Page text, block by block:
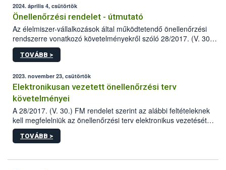
2024. április 4, csütörtök
Önellenőrzési rendelet - útmutató
Az élelmiszer-vállalkozások által működtetendő önellenőrzési
rendszerre vonatkozó követelményekről szóló 28/2017. (V. 30.)
FM rendelet (a továbbiakban: rendelet) 2023 novemberi
módosítása komoly változást jelent a közép- és
TOVÁBB >
2023. november 23, csütörtök
Elektronikusan vezetett önellenőrzési terv
követelményei
A 28/2017. (V. 30.) FM rendelet szerint az alábbi feltételeknek
kell megfelelniük az önellenőrzési terv elektronikus vezetését
biztosító informatikai rendszereknek.
TOVÁBB >